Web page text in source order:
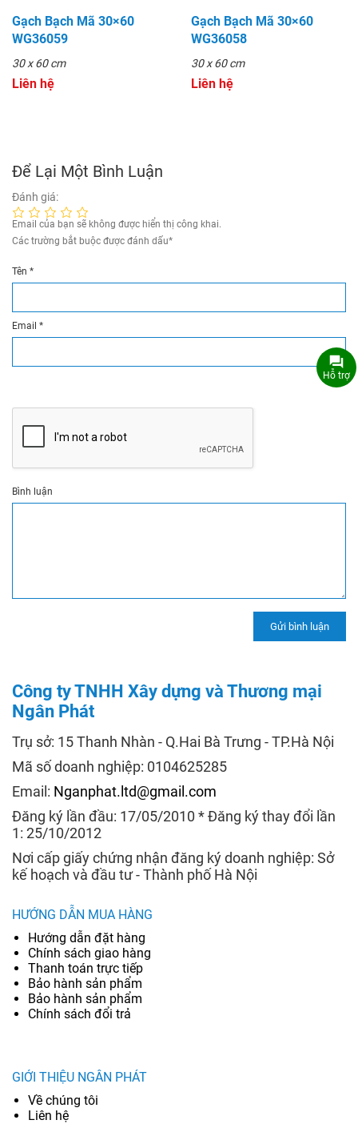
Gạch Bạch Mã 30×60
WG36059
30 x 60 cm
Liên hệ
Gạch Bạch Mã 30×60
WG36058
30 x 60 cm
Liên hệ
Để Lại Một Bình Luận
Đánh giá:
Email của bạn sẽ không được hiển thị công khai.
Các trường bắt buộc được đánh dấu*
Tên *
Email *
Bình luận
Công ty TNHH Xây dựng và Thương mại
Ngân Phát
Trụ sở: 15 Thanh Nhàn - Q.Hai Bà Trưng - TP.Hà Nội
Mã số doanh nghiệp: 0104625285
Email: Nganphat.ltd@gmail.com
Đăng ký lần đầu: 17/05/2010 * Đăng ký thay đổi lần
1: 25/10/2012
Nơi cấp giấy chứng nhận đăng ký doanh nghiệp: Sở
kế hoạch và đầu tư - Thành phố Hà Nội
HƯỚNG DẪN MUA HÀNG
Hướng dẫn đặt hàng
Chính sách giao hàng
Thanh toán trực tiếp
Bảo hành sản phẩm
Bảo hành sản phẩm
Chính sách đổi trả
GIỚI THIỆU NGÂN PHÁT
Về chúng tôi
Liên hệ
Hỗ trợ